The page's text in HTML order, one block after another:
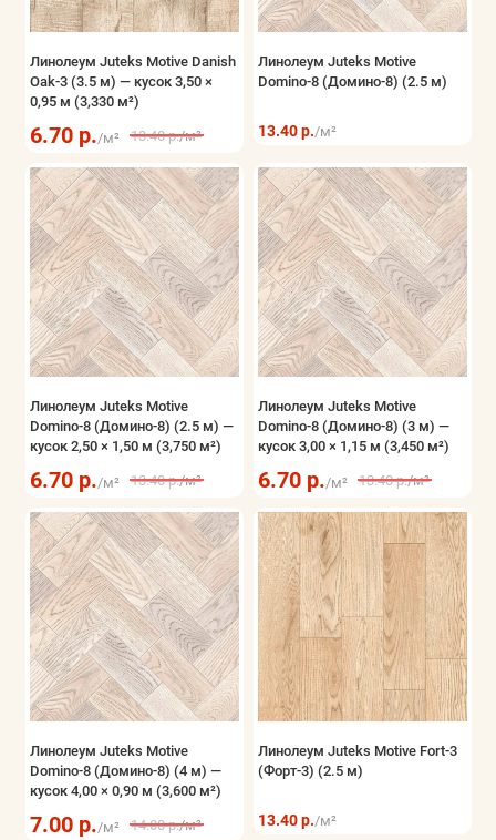
Линолеум Juteks Motive Danish
Oak-3 (3.5 м) — кусок 3,50 ×
0,95 м (3,330 м²)
6.70 р./м² 13.40 р./м²
Линолеум Juteks Motive
Domino-8 (Домино-8) (2.5 м)
13.40 р./м²
Линолеум Juteks Motive
Domino-8 (Домино-8) (2.5 м) —
кусок 2,50 × 1,50 м (3,750 м²)
6.70 р./м² 13.40 р./м²
Линолеум Juteks Motive
Domino-8 (Домино-8) (3 м) —
кусок 3,00 × 1,15 м (3,450 м²)
6.70 р./м² 13.40 р./м²
Линолеум Juteks Motive
Domino-8 (Домино-8) (4 м) —
кусок 4,00 × 0,90 м (3,600 м²)
7.00 р./м² 14.00 р./м²
Линолеум Juteks Motive Fort-3
(Форт-3) (2.5 м)
13.40 р./м²